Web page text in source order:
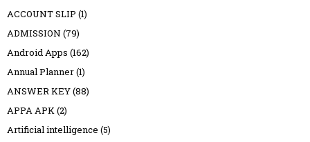
ACCOUNT SLIP (1)
ADMISSION (79)
Android Apps (162)
Annual Planner(1)
ANSWER KEY(88)
APPA APK(2)
Artificial intelligence (5)